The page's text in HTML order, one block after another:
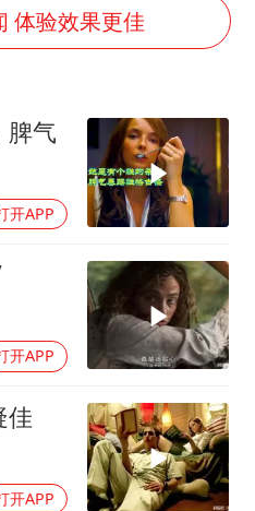
部迎大暴雨
代言广告视频已下架
伯克希尔净买入约200亿美元股票
绝杀清华 姚明笑出表情包
曝美下令调查弹药库存信息遭泄露事件
在海上打了个结
构建更高水平的全民健身公共服务体系
体验效果更佳
脾气
开APP
开APP
佳
开APP